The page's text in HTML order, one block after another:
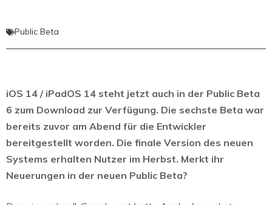
Public Beta
iOS 14 / iPadOS 14 steht jetzt auch in der Public Beta
6 zum Download zur Verfügung. Die sechste Beta war
bereits zuvor am Abend für die Entwickler
bereitgestellt worden. Die finale Version des neuen
Systems erhalten Nutzer im Herbst. Merkt ihr
Neuerungen in der neuen Public Beta?